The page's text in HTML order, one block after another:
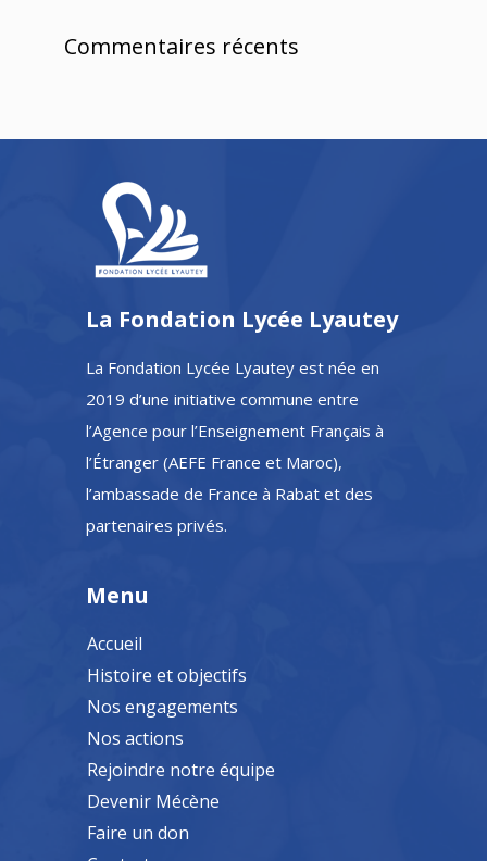
Commentaires récents
La Fondation Lycée Lyautey
La Fondation Lycée Lyautey est née en
2019 d’une initiative commune entre
l’Agence pour l’Enseignement Français à
l’Étranger (AEFE France et Maroc),
l’ambassade de France à Rabat et des
partenaires privés.
Menu
Accueil
Histoire et objectifs
Nos engagements
Nos actions
Rejoindre notre équipe
Devenir Mécène
Faire un don